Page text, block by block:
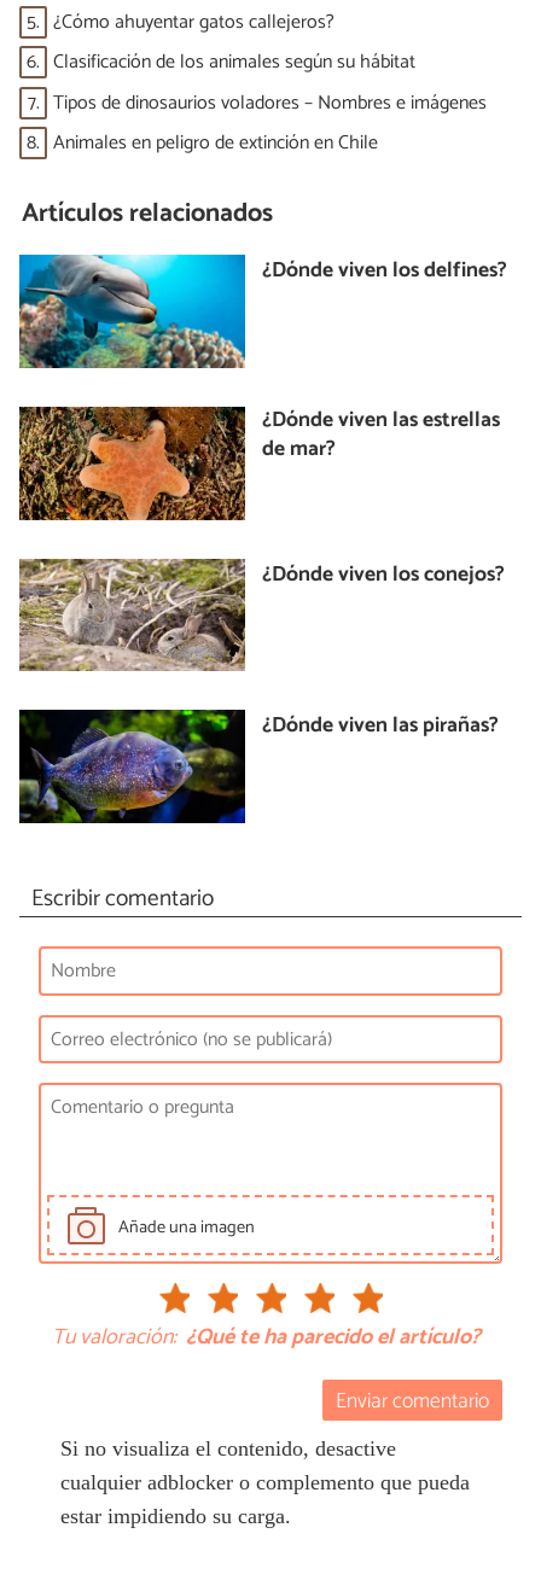
5. ¿Cómo ahuyentar gatos callejeros?
6. Clasificación de los animales según su hábitat
7. Tipos de dinosaurios voladores – Nombres e imágenes
8. Animales en peligro de extinción en Chile
Artículos relacionados
¿Dónde viven los delfines?
¿Dónde viven las estrellas
de mar?
¿Dónde viven los conejos?
¿Dónde viven las pirañas?
Escribir comentario
Añade una imagen
Tu valoración: ¿Qué te ha parecido el artículo?
Enviar comentario
Si no visualiza el contenido, desactive
cualquier adblocker o complemento que pueda
estar impidiendo su carga.